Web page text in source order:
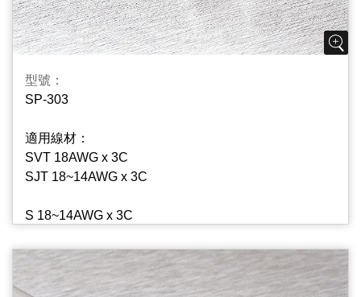
型號：
SP-303
適用線材：
SVT 18AWG x 3C
SJT 18~14AWG x 3C
S 18~14AWG x 3C